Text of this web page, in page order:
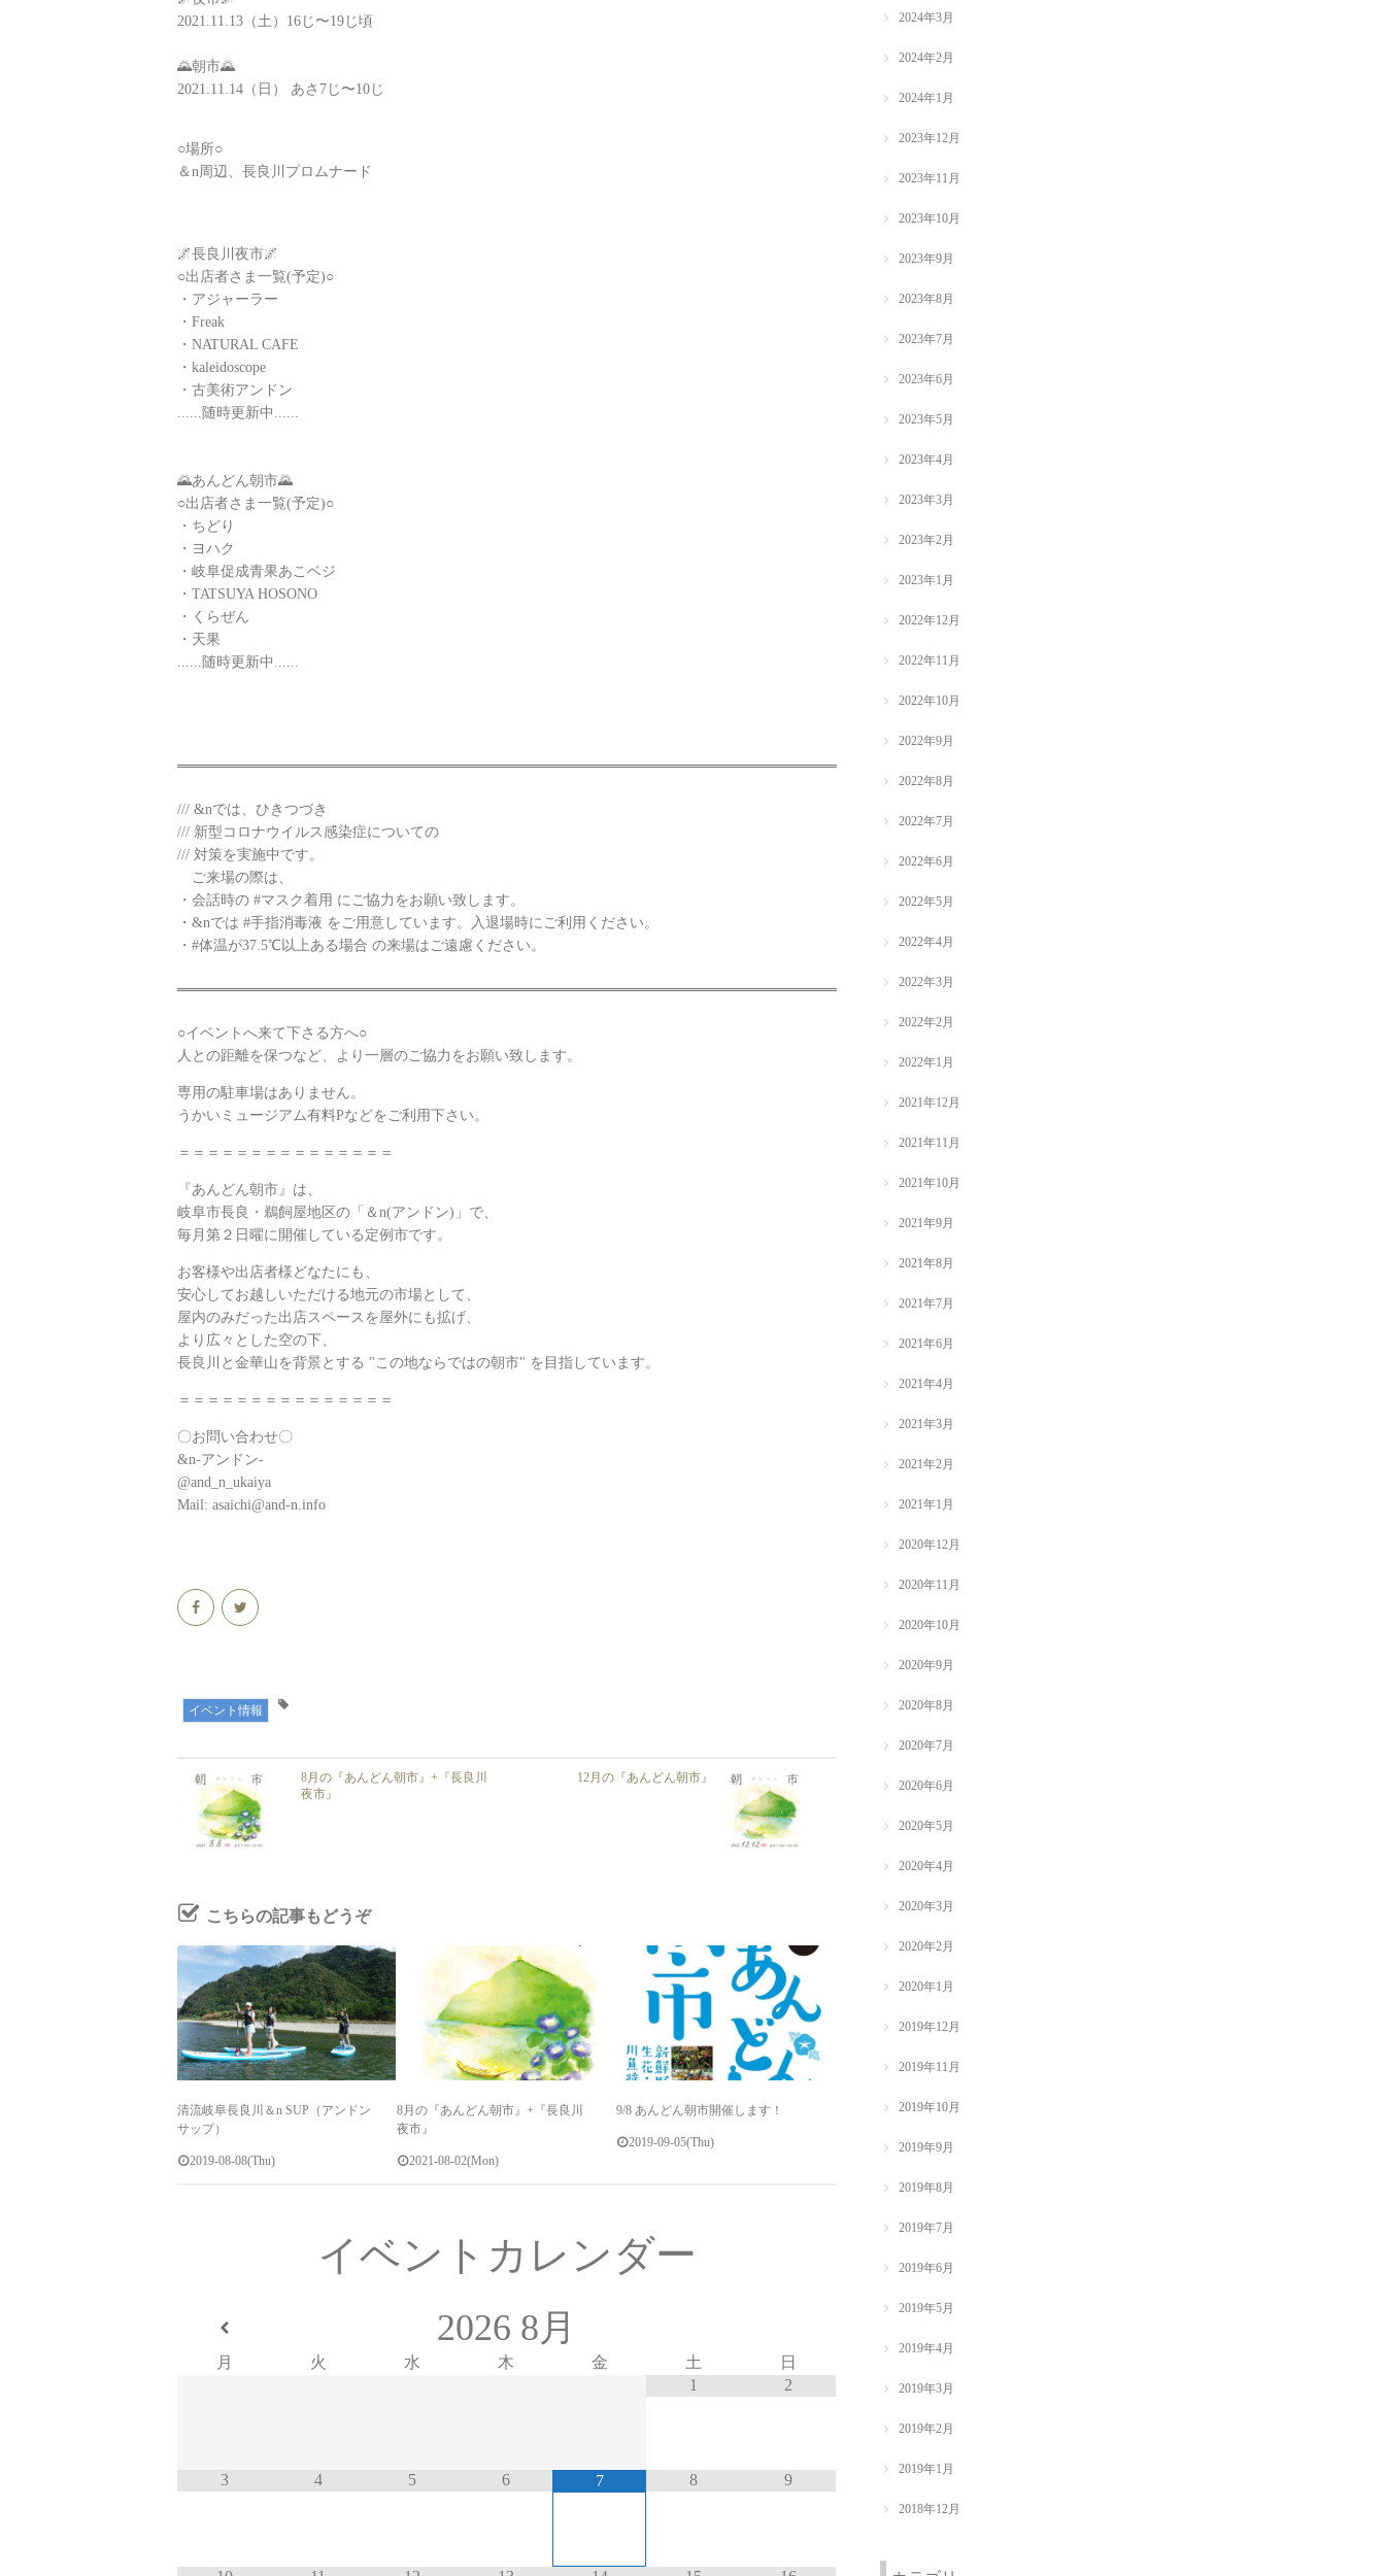
2021.11.13（土）16じ〜19じ頃
🌄朝市🌄
2021.11.14（日） あさ7じ〜10じ
○場所○
＆n周辺、長良川プロムナード
🌌長良川夜市🌌
○出店者さま一覧(予定)○
・アジャーラー
・Freak
・NATURAL CAFE
・kaleidoscope
・古美術アンドン
......随時更新中......
🌄あんどん朝市🌄
○出店者さま一覧(予定)○
・ちどり
・ヨハク
・岐阜促成青果あこベジ
・TATSUYA HOSONO
・くらぜん
・天果
......随時更新中......
/// &nでは、ひきつづき
/// 新型コロナウイルス感染症についての
/// 対策を実施中です。
ご来場の際は、
・会話時の #マスク着用 にご協力をお願い致します。
・&nでは #手指消毒液 をご用意しています。入退場時にご利用ください。
・#体温が37.5℃以上ある場合 の来場はご遠慮ください。
○イベントへ来て下さる方へ○
人との距離を保つなど、より一層のご協力をお願い致します。
専用の駐車場はありません。
うかいミュージアム有料Pなどをご利用下さい。
＝＝＝＝＝＝＝＝＝＝＝＝＝＝＝
『あんどん朝市』は、
岐阜市長良・鵜飼屋地区の「＆n(アンドン)」で、
毎月第２日曜に開催している定例市です。
お客様や出店者様どなたにも、
安心してお越しいただける地元の市場として、
屋内のみだった出店スペースを屋外にも拡げ、
より広々とした空の下、
長良川と金華山を背景とする "この地ならではの朝市" を目指しています。
＝＝＝＝＝＝＝＝＝＝＝＝＝＝＝
〇お問い合わせ〇
&n-アンドン-
@and_n_ukaiya
Mail: asaichi@and-n.info
イベント情報
8月の『あんどん朝市』+『長良川
夜市』
12月の『あんどん朝市』
こちらの記事もどうぞ
清流岐阜長良川＆n SUP（アンドン
サップ）
2019-08-08(Thu)
8月の『あんどん朝市』+『長良川
夜市』
2021-08-02(Mon)
9/8 あんどん朝市開催します！
2019-09-05(Thu)
イベントカレンダー
2026 8月
月 火 水 木 金 土
日
1
2
3 4 5 6 7 8 9
2024年3月
2024年2月
2024年1月
2023年12月
2023年11月
2023年10月
2023年9月
2023年8月
2023年7月
2023年6月
2023年5月
2023年4月
2023年3月
2023年2月
2023年1月
2022年12月
2022年11月
2022年10月
2022年9月
2022年8月
2022年7月
2022年6月
2022年5月
2022年4月
2022年3月
2022年2月
2022年1月
2021年12月
2021年11月
2021年10月
2021年9月
2021年8月
2021年7月
2021年6月
2021年4月
2021年3月
2021年2月
2021年1月
2020年12月
2020年11月
2020年10月
2020年9月
2020年8月
2020年7月
2020年6月
2020年5月
2020年4月
2020年3月
2020年2月
2020年1月
2019年12月
2019年11月
2019年10月
2019年9月
2019年8月
2019年7月
2019年6月
2019年5月
2019年4月
2019年3月
2019年2月
2019年1月
2018年12月